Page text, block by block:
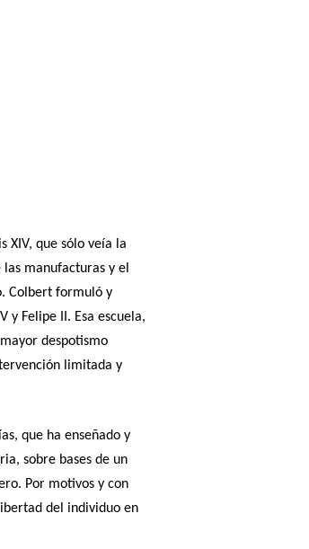
XIV, que sólo veía la
manufacturas y el
Colbert formuló y
y Felipe II. Esa escuela,
despotismo
limitada y
que ha enseñado y
sobre bases de un
Por motivos y con
del individuo en